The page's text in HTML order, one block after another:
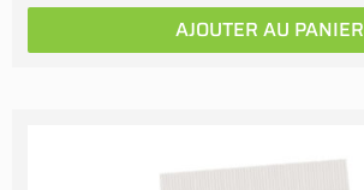
AJOUTER AU PANIER